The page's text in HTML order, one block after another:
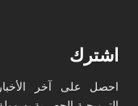
اشترك
احصل على آخر